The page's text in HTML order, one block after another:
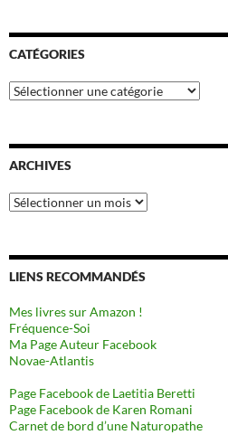
CATÉGORIES
Catégories
ARCHIVES
Archives
LIENS RECOMMANDÉS
Mes livres sur Amazon !
Fréquence-Soi
Ma Page Auteur Facebook
Novae-Atlantis
Page Facebook de Laetitia Beretti
Page Facebook de Karen Romani
Carnet de bord d’une Naturopathe